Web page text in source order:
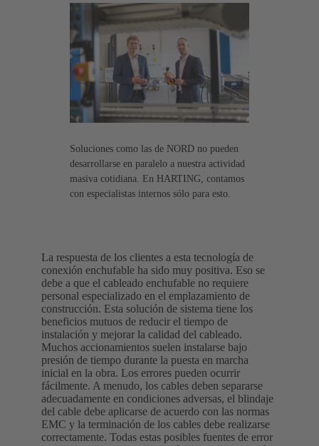
Soluciones como las de NORD no pueden
desarrollarse en paralelo a nuestra actividad
masiva cotidiana. En HARTING, contamos
con especialistas internos sólo para esto.
La respuesta de los clientes a esta tecnología de
conexión enchufable ha sido muy positiva. Eso se
debe a que el cableado enchufable no requiere
personal especializado en el emplazamiento de
construcción. Esta solución de sistema tiene los
beneficios mutuos de reducir el tiempo de
instalación y mejorar la calidad del cableado.
Muchos accionamientos suelen instalarse bajo
presión de tiempo durante la puesta en marcha
inicial en la obra. Los errores pueden ocurrir
fácilmente. A menudo, los cables deben separarse
adecuadamente en condiciones adversas, el blindaje
del cable debe aplicarse de acuerdo con las normas
EMC y la terminación de los cables debe realizarse
correctamente. Todas estas posibles fuentes de error